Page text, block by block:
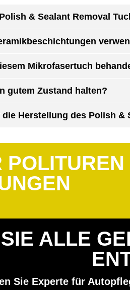
& Sealant Removal
Mikrofasertuch
gutem Zustand halten?
Herstellung des Polish &
POLITUREN
ALLE
Sie Experte für